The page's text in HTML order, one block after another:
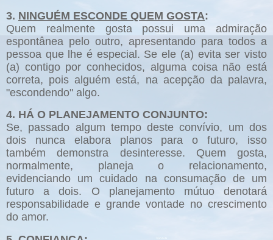
3. NINGUÉM ESCONDE QUEM GOSTA:
Quem realmente gosta possui uma admiração
espontânea pelo outro, apresentando para todos a
pessoa que lhe é especial. Se ele (a) evita ser visto
(a) contigo por conhecidos, alguma coisa não está
correta, pois alguém está, na acepção da palavra,
"escondendo" algo.
4. HÁ O PLANEJAMENTO CONJUNTO:
Se, passado algum tempo deste convívio, um dos
dois nunca elabora planos para o futuro, isso
também demonstra desinteresse. Quem gosta,
normalmente, planeja o relacionamento,
evidenciando um cuidado na consumação de um
futuro a dois. O planejamento mútuo denotará
responsabilidade e grande vontade no crescimento
do amor.